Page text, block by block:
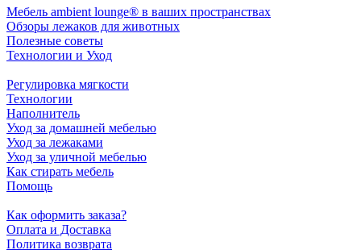
Мебель ambient lounge® в ваших пространствах
Обзоры лежаков для животных
Полезные советы
Технологии и Уход
Регулировка мягкости
Технологии
Наполнитель
Уход за домашней мебелью
Уход за лежаками
Уход за уличной мебелью
Как стирать мебель
Помощь
Как оформить заказа?
Оплата и Доставка
Политика возврата